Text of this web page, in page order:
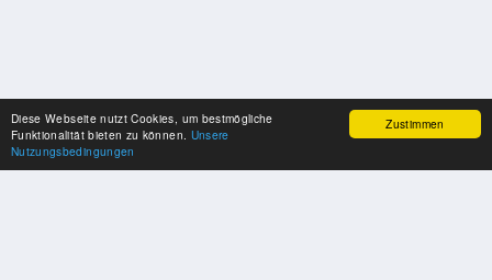
Zustimmen
Diese Webseite nutzt Cookies, um bestmögliche
Funktionalität bieten zu können. Unsere
Nutzungsbedingungen